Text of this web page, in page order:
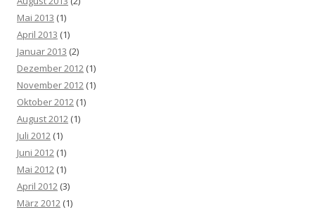
Mai 2013 (1)
April 2013 (1)
Januar 2013 (2)
Dezember 2012 (1)
November 2012 (1)
Oktober 2012 (1)
August 2012 (1)
Juli 2012 (1)
Juni 2012 (1)
Mai 2012 (1)
April 2012 (3)
März 2012 (1)